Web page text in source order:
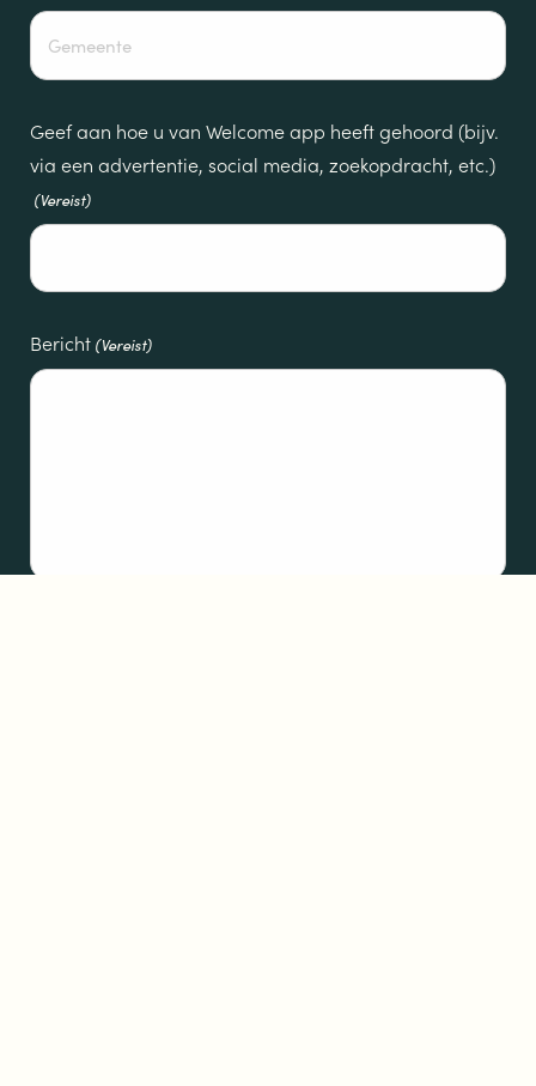
Geef aan hoe u van Welcome app heeft gehoord (bijv.
via een advertentie, social media, zoekopdracht, etc.)
(Vereist)
Bericht (Vereist)